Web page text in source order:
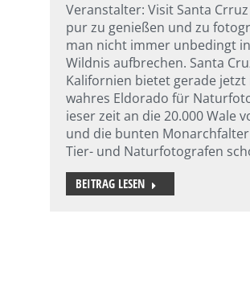
Veranstalter: Visit Santa
pur zu genießen und zu
man nicht immer unbedingt
Wildnis aufbrechen. Santa
Kalifornien bietet gerade
wahres Eldorado für
ieser zeit an die 20.000 Wale
und die bunten
Tier- und Naturfotografen
BEITRAG LESEN